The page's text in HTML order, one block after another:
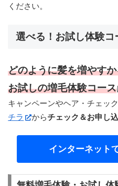
ください。
選べる！お試し体験コ
どのように髪を増やす
お試しの増毛体験コース
キャンペーンやヘア・チェッ
チラ
からチェック＆お申し
インターネット